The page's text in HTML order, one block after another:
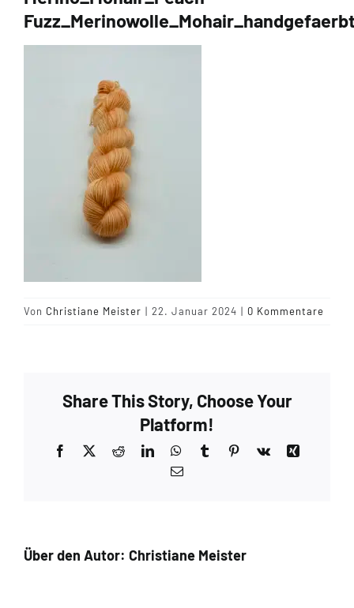
Tipps & Infos
Münster Yarn
Wollfestivals
Von Christiane Meister | 22. Januar 2024 | 0 Kommentare
Share This Story, Choose Your
Platform!
Facebook Reddit LinkedInWhatsApp
TumblrPinterest
Vk
E-
Über den Autor: Christiane Meister